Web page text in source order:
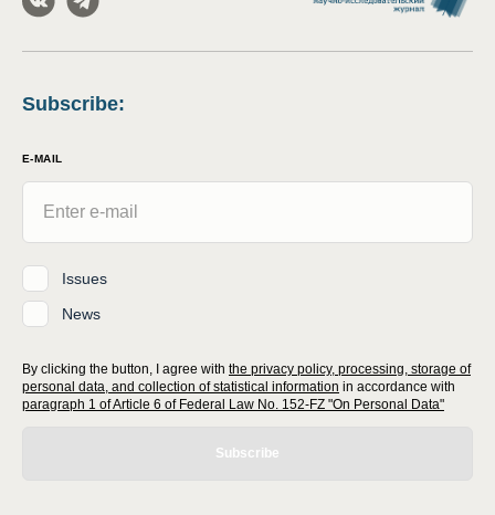
Subscribe:
E-MAIL
Issues
News
By clicking the button, I agree with the privacy policy, processing, storage of
personal data, and collection of statistical information in accordance with
paragraph 1 of Article 6 of Federal Law No. 152-FZ "On Personal Data"
Subscribe